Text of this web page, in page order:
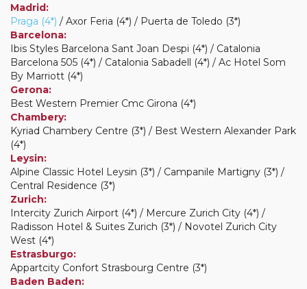
Madrid:
Praga (4*) / Axor Feria (4*) / Puerta de Toledo (3*)
Barcelona:
Ibis Styles Barcelona Sant Joan Despi (4*) / Catalonia
Barcelona 505 (4*) / Catalonia Sabadell (4*) / Ac Hotel Som
By Marriott (4*)
Gerona:
Best Western Premier Cmc Girona (4*)
Chambery:
Kyriad Chambery Centre (3*) / Best Western Alexander Park
(4*)
Leysin:
Alpine Classic Hotel Leysin (3*) / Campanile Martigny (3*) /
Central Residence (3*)
Zurich:
Intercity Zurich Airport (4*) / Mercure Zurich City (4*) /
Radisson Hotel & Suites Zurich (3*) / Novotel Zurich City
West (4*)
Estrasburgo:
Appartcity Confort Strasbourg Centre (3*)
Baden Baden: